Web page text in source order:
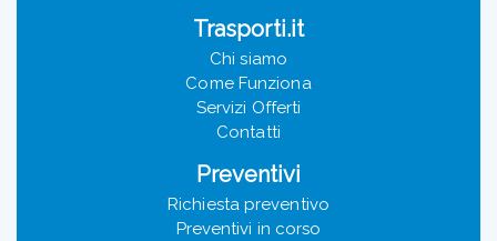
Trasporti.it
Chi siamo
Come Funziona
Servizi Offerti
Contatti
Preventivi
Richiesta preventivo
Preventivi in corso